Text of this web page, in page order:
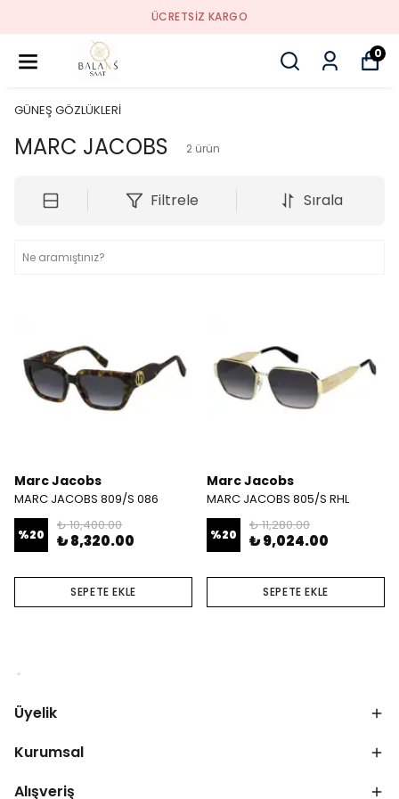
ÜCRETSIZ KARGO
0
GÜNEŞ GÖZLÜKLERİ
MARC JACOBS 2 ürün
Filtrele Sırala
Marc Jacobs
MARC JACOBS 809/S 086
%20
₺ 10,400.00
₺ 8,320.00
SEPETE EKLE
Marc Jacobs
MARC JACOBS 805/S RHL
%20
₺ 11,280.00
₺ 9,024.00
SEPETE EKLE
Üyelik
Kurumsal
Alışveriş